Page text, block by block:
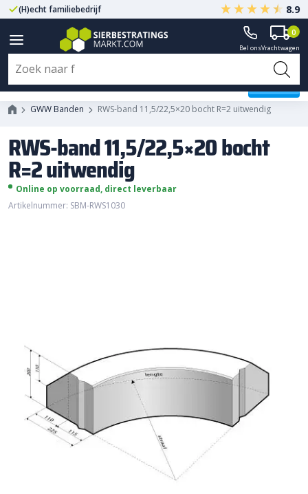
(H)echt familiebedrijf Gegarandeerd A-kwaliteit
8.9
Bel onsVrachtwagen
0
GWW Banden RWS-band 11,5/22,5×20 bocht R=2 uitwendig
RWS-band 11,5/22,5×20 bocht
R=2 uitwendig
Online op voorraad, direct leverbaar
Artikelnummer: SBM-RWS1030
RWS-band 11,5/22,5x20 bocht
R=2 uitwendig